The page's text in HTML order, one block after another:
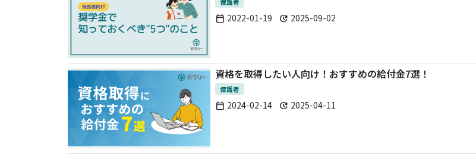
保護者
calendar_today 2022-01-19 update 2025-09-02
資格を取得したい人向け！おすすめの給付金7選！
保護者
calendar_today 2024-02-14 update 2025-04-11